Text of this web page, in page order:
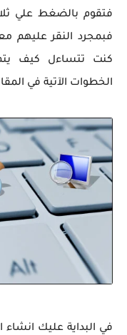
فتقوم بالضغط علي
فبمجرد النقر عليهم
كنت تتساءل كيف
الخطوات الآتية في
في البداية عليك انشاء